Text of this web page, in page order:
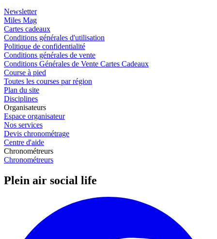
Newsletter
Miles Mag
Cartes cadeaux
Conditions générales d'utilisation
Politique de confidentialité
Conditions générales de vente
Conditions Générales de Vente Cartes Cadeaux
Course à pied
Toutes les courses par région
Plan du site
Disciplines
Organisateurs
Espace organisateur
Nos services
Devis chronométrage
Centre d'aide
Chronométreurs
Chronométreurs
Plein air social life